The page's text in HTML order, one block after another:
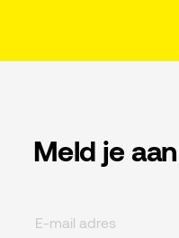
Meld je